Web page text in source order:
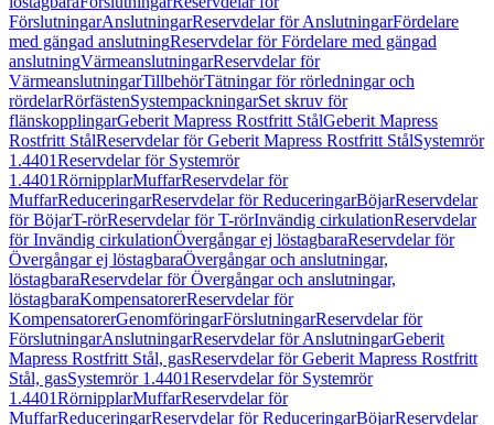
FörslutningarAnslutningarReservdelar för AnslutningarFördelare
med gängad anslutningReservdelar för Fördelare med gängad
anslutningVärmeanslutningarReservdelar för
VärmeanslutningarTillbehörTätningar för rörledningar och
rördelarRörfästenSystempackningarSet skruv för
flänskopplingarGeberit Mapress Rostfritt StålGeberit Mapress
Rostfritt StålReservdelar för Geberit Mapress Rostfritt StålSystemrör
1.4401Reservdelar för Systemrör
1.4401RörnipplarMuffarReservdelar för
MuffarReduceringarReservdelar för ReduceringarBöjarReservdelar
för BöjarT-rörReservdelar för T-rörInvändig cirkulationReservdelar
för Invändig cirkulationÖvergångar ej löstagbaraReservdelar för
Övergångar ej löstagbaraÖvergångar och anslutningar,
löstagbaraReservdelar för Övergångar och anslutningar,
löstagbaraKompensatorerReservdelar för
KompensatorerGenomföringarFörslutningarReservdelar för
FörslutningarAnslutningarReservdelar för AnslutningarGeberit
Mapress Rostfritt Stål, gasReservdelar för Geberit Mapress Rostfritt
Stål, gasSystemrör 1.4401Reservdelar för Systemrör
1.4401RörnipplarMuffarReservdelar för
MuffarReduceringarReservdelar för ReduceringarBöjarReservdelar